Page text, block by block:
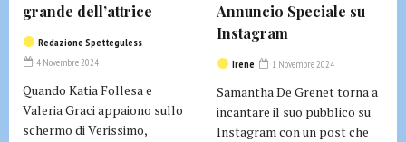
grande dell’attrice
Redazione Spetteguless
4 Novembre 2024
Quando Katia Follesa e
Valeria Graci appaiono sullo
schermo di Verissimo,
Annuncio Speciale su
Instagram
Irene 1 Novembre 2024
Samantha De Grenet torna a
incantare il suo pubblico su
Instagram con un post che